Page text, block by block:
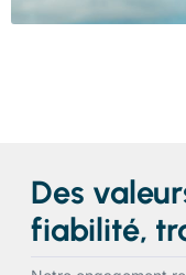
Des
fiabilité,